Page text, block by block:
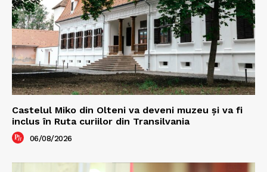
Castelul Miko din Olteni va deveni muzeu şi va fi
inclus în Ruta curiilor din Transilvania
06/08/2026